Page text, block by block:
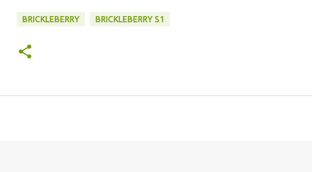
BRICKLEBERRY BRICKLEBERRY S1